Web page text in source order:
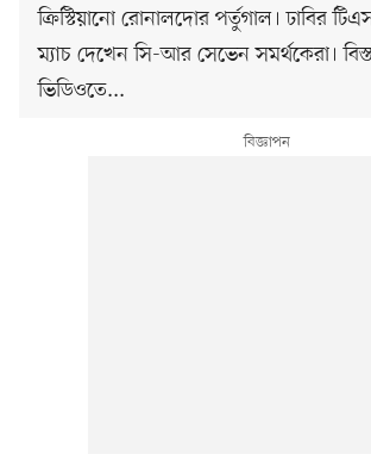
ক্রিস্টিয়ানো রোনালদোর পর্তুগাল। ঢাবির
ম্যাচ দেখেন সি-আর সেভেন সমর্থকেরা।
ভিডিওতে...